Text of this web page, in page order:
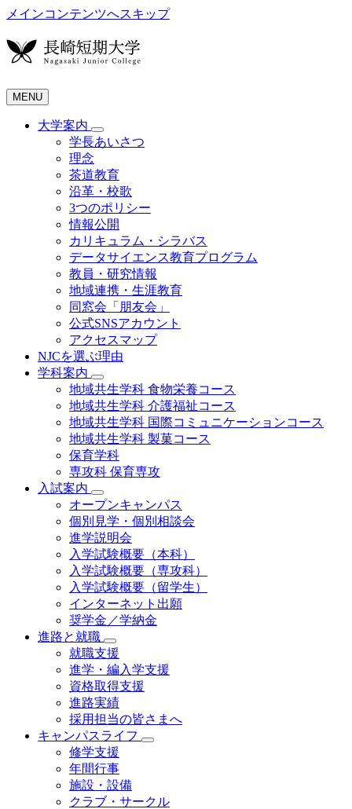
メインコンテンツへスキップ
MENU
大学案内
学長あいさつ
理念
茶道教育
沿革・校歌
3つのポリシー
情報公開
カリキュラム・シラバス
データサイエンス教育プログラム
教員・研究情報
地域連携・生涯教育
同窓会「朋友会」
公式SNSアカウント
アクセスマップ
NJCを選ぶ理由
学科案内
地域共⽣学科 ⾷物栄養コース
地域共生学科 介護福祉コース
地域共生学科 国際コミュニケーションコース
地域共⽣学科 製菓コース
保育学科
専攻科 保育専攻
入試案内
オープンキャンパス
個別⾒学・個別相談会
進学説明会
入学試験概要（本科）
入学試験概要（専攻科）
入学試験概要（留学生）
インターネット出願
奨学金／学納金
進路と就職
就職支援
進学・編入学支援
資格取得⽀援
進路実績
採用担当の皆さまへ
キャンパスライフ
修学支援
年間行事
施設・設備
クラブ・サークル